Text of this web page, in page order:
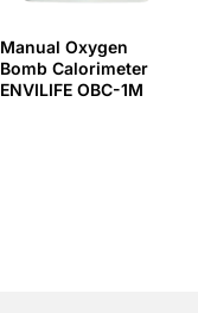
Manual Oxygen
Bomb Calorimeter
ENVILIFE OBC-1M